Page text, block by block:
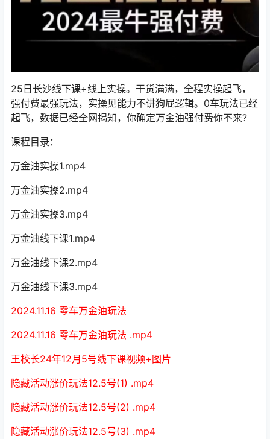
25日长沙线下课+线上实操。干货满满，全程实操起飞，
强付费最强玩法，实操见能力不讲狗屁逻辑。0车玩法已经
起飞，数据已经全网揭知，你确定万金油强付费你不来?
课程目录：
万金油实操1.mp4
万金油实操2.mp4
万金油实操3.mp4
万金油线下课1.mp4
万金油线下课2.mp4
万金油线下课3.mp4
2024.11.16 零车万金油玩法
2024.11.16 零车万金油玩法 .mp4
王校长24年12月5号线下课视频+图片
隐藏活动涨价玩法12.5号(1) .mp4
隐藏活动涨价玩法12.5号(2) .mp4
隐藏活动涨价玩法12.5号(3) .mp4